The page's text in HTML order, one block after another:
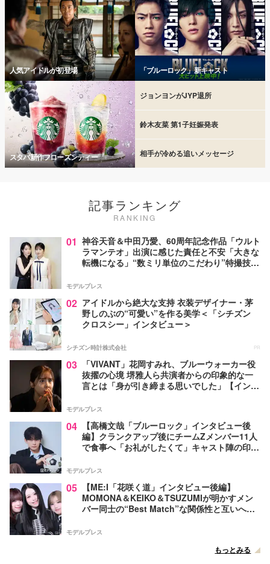
人気アイドルが初登場 「ブルーロック」新キャスト
スタバ新作フローズンティー
ジョンヨンがJYP退所
鈴木友菜 第1子妊娠発表
相手が冷める追いメッセージ
記事ランキング
RANKING
01 神谷天音＆中田乃愛、60周年記念作品「ウルト
ラマンテオ」出演に感じた責任と不安「大きな
転機になる」“数ミリ単位のこだわり”特撮技術
モデルプレス
02 アイドルから絶大な支持 衣装デザイナー・茅
野しのぶの“可愛い”を作る美学＜「シチズン
クロスシー」インタビュー＞
シチズン時計株式会社 PR
03
「VIVANT」花岡すみれ、ブルーウォーカー役
抜擢の心境 堺雅人ら共演者からの印象的な一
言とは「身が引き締まる思いでした」【インタ
モデルプレス
04
【高橋文哉「ブルーロック」インタビュー後
編】クランクアップ後にチームZメンバー11人
で食事へ「お礼がしたくて」キャスト陣の印象
モデルプレス
05
【ME:I「花咲く道」インタビュー後編】
MOMONA＆KEIKO＆TSUZUMIが明かすメン
バー同士の“Best Match”な関係性と互いへの
っている」
モデルプレス
もっとみる